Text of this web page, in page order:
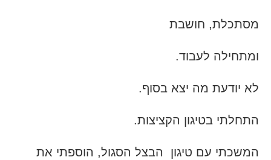
מסתכלת, חושבת
ומתחילה לעבוד.
לא יודעת מה יצא בסוף.
התחלתי בטיגון הקציצות.
המשכתי עם טיגון הבצל הסגול, הוספתי את